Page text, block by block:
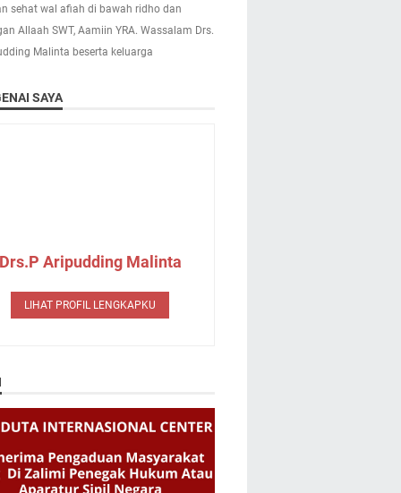
sehat wal afiah di bawah ridho dan
Allaah SWT, Aamiin YRA. Wassalam Drs.
Malinta beserta keluarga
SAYA
Aripudding Malinta
LIHAT PROFIL LENGKAPKU